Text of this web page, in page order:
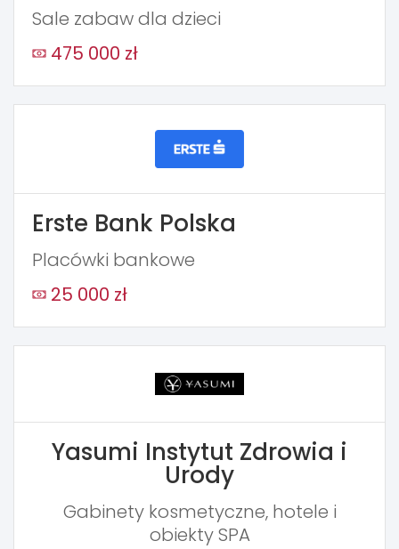
Sale zabaw dla dzieci
475 000 zł
Erste Bank Polska
Placówki bankowe
25 000 zł
Yasumi Instytut Zdrowia i
Urody
Gabinety kosmetyczne, hotele i
obiekty SPA